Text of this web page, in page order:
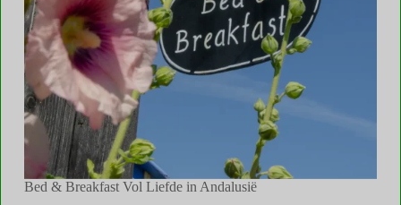
Bed & Breakfast Vol Liefde in Andalusië